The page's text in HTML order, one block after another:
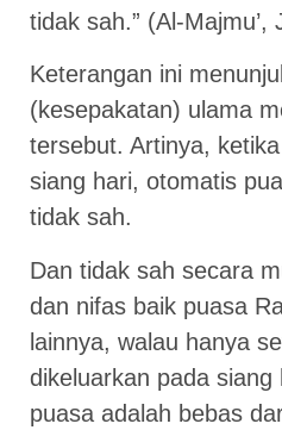
tidak sah.” (Al-Majmu’,
Keterangan ini
(kesepakatan) ulama
tersebut. Artinya,
siang hari, otomatis
tidak sah.
Dan tidak sah secara
dan nifas baik puasa
lainnya, walau hanya
dikeluarkan pada
puasa adalah bebas